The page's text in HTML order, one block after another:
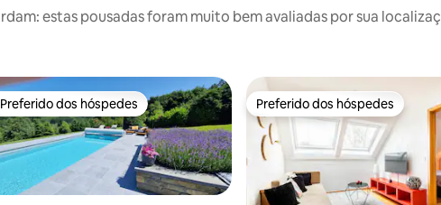
estas pousadas foram muito bem avaliadas por sua
os melhores preferidos dos hóspedes
Preferido dos hóspedes Preferido dos hóspedes
Preferido dos hóspedes